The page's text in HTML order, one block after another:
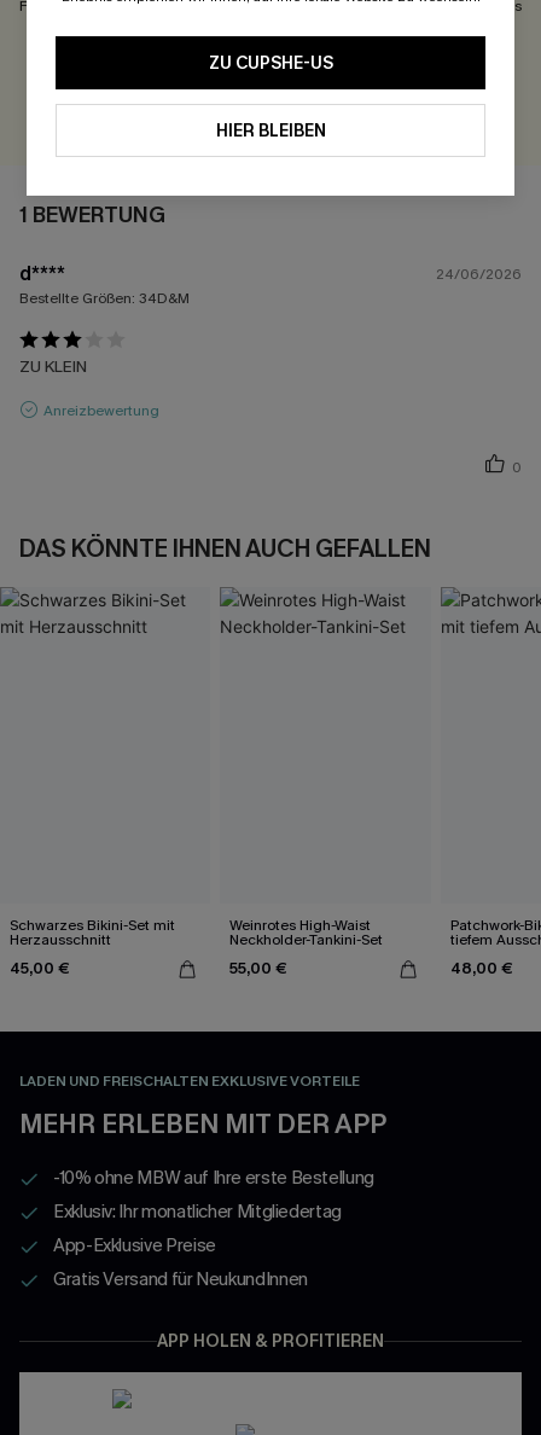
Fällt Klein Aus Passt Gut Fällt Groß Aus
300 Punkte für Ihre Bewertung!
BEWERTEN
1 BEWERTUNG
d****
24/06/2026
Bestellte Größen: 34D&M
ZU KLEIN
Anreizbewertung
0
DAS KÖNNTE IHNEN AUCH GEFALLEN
Schwarzes Bikini-Set mit
Herzausschnitt
45,00 €
Weinrotes High-Waist
Neckholder-Tankini-Set
55,00 €
Patchwork-
tiefem
48,00 €
LADEN UND FREISCHALTEN EXKLUSIVE VORTEILE
MEHR ERLEBEN MIT DER APP
-10% ohne MBW auf Ihre erste Bestellung
Exklusiv: Ihr monatlicher Mitgliedertag
App-Exklusive Preise
Gratis Versand für NeukundInnen
APP HOLEN & PROFITIEREN
ZU CUPSHE-US
HIER BLEIBEN